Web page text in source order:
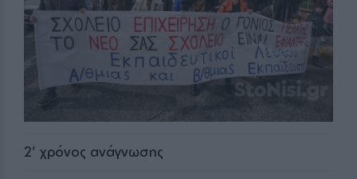
2' χρόνος ανάγνωσης